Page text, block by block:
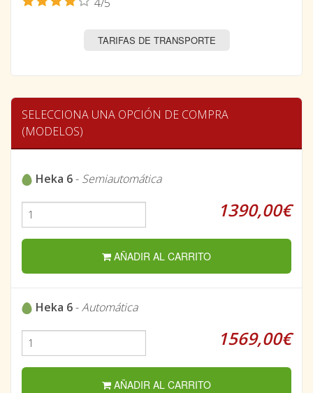
TARIFAS DE TRANSPORTE
SELECCIONA UNA OPCIÓN DE COMPRA
(MODELOS)
Heka 6- Semiautomática
1390,00€
AÑADIR AL CARRITO
Heka 6-Automática
1569,00€
AÑADIR AL CARRITO